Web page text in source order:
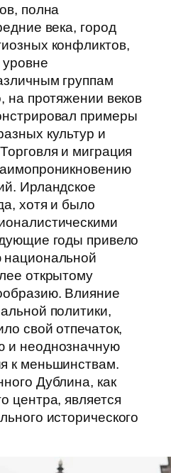
полна
века, город
конфликтов,
группам
на протяжении веков
примеры
культур и
и миграция
Ирландское
хотя и было
годы привело
открытому
Влияние
политики,
свой отпечаток,
и неоднозначную
к меньшинствам.
Дублина, как
центра, является
исторического